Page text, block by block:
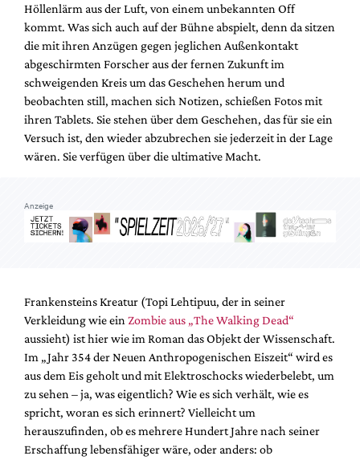
Höllenlärm aus der Luft, von einem unbekannten Off
kommt. Was sich auch auf der Bühne abspielt, denn da sitzen
die mit ihren Anzügen gegen jeglichen Außenkontakt
abgeschirmten Forscher aus der fernen Zukunft im
schweigenden Kreis um das Geschehen herum und
beobachten still, machen sich Notizen, schießen Fotos mit
ihren Tablets. Sie stehen über dem Geschehen, das für sie ein
Versuch ist, den wieder abzubrechen sie jederzeit in der Lage
wären. Sie verfügen über die ultimative Macht.
Anzeige
Frankensteins Kreatur (Topi Lehtipuu, der in seiner
Verkleidung wie ein Zombie aus „The Walking Dead“
aussieht) ist hier wie im Roman das Objekt der Wissenschaft.
Im „Jahr 354 der Neuen Anthropogenischen Eiszeit“ wird es
aus dem Eis geholt und mit Elektroschocks wiederbelebt, um
zu sehen – ja, was eigentlich? Wie es sich verhält, wie es
spricht, woran es sich erinnert? Vielleicht um
herauszufinden, ob es mehrere Hundert Jahre nach seiner
Erschaffung lebensfähiger wäre, oder anders: ob